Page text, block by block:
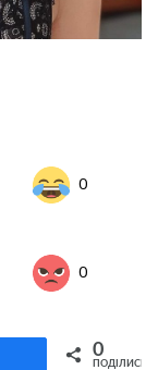
0
0
Поділитися0
ПОДІЛИСЬ